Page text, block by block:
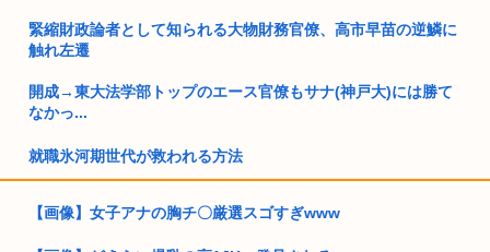
緊縮財政論者として知られる大物財務官僚、高市早苗の逆鱗に
触れ左遷
開成→東大法学部トップのエース官僚もサナ(神戸大)には勝て
なかっ...
就職氷河期世代が救われる方法
類は少な...
【画像】女子アナの胸チ〇厳選スゴすぎwww